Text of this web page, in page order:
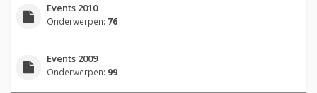
Events 2010
Onderwerpen: 76
Events 2009
Onderwerpen: 99